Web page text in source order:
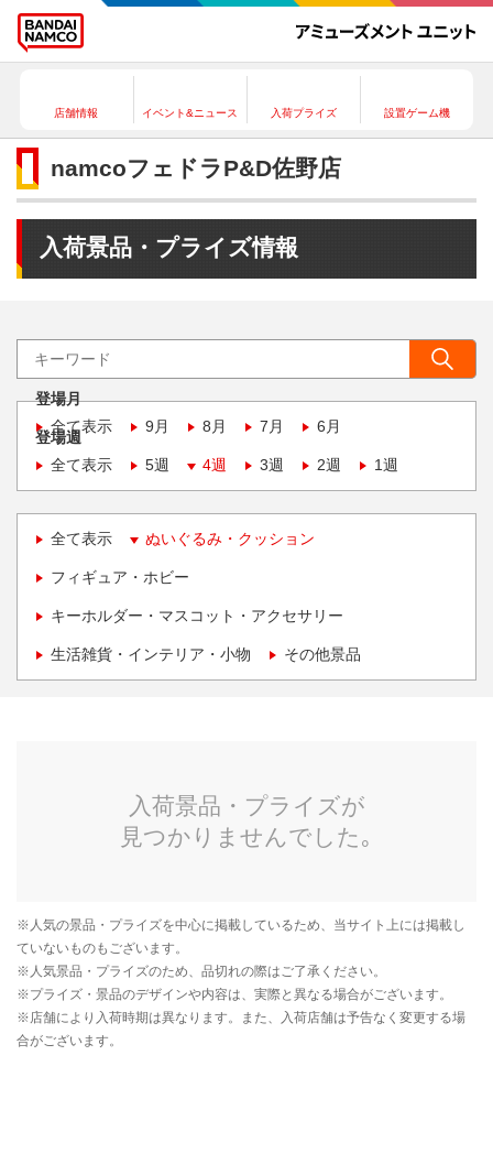
店舗情報 イベント&ニュース 入荷プライズ 設置ゲーム機
namcoフェドラP&D佐野店
入荷景品・プライズ情報
登場月
全て表示
9月 8月 7月 6月
登場週
全て表示
5週 4週 3週 2週 1週
全て表示 ぬいぐるみ・クッション
フィギュア・ホビー
キーホルダー・マスコット・アクセサリー
生活雑貨・インテリア・小物 その他景品